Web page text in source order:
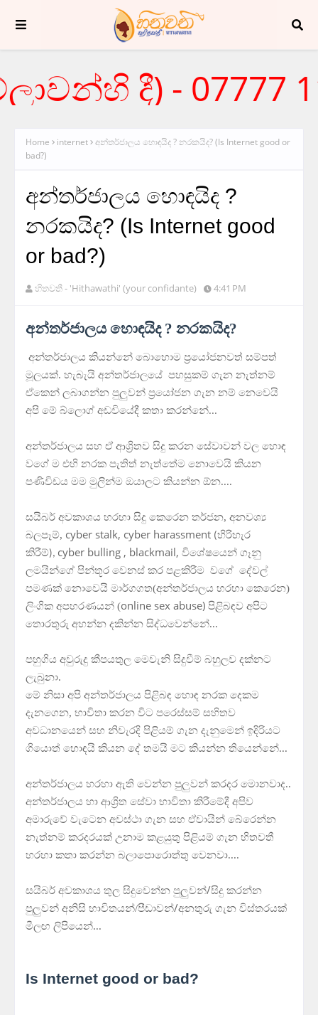
දී) - 07777
Home internet අන්තර්ජාලය හොඳයිද ? නරකයිද? (Is Internet good or
bad?)
අන්තර්ජාලය හොඳයිද ?
නරකයිද? (Is Internet good
or bad?)
හිතවතී - 'Hithawathi' (your confidante) 4:41 PM
අන්තර්ජාලය හොඳයිද ? නරකයිද?
අන්තර්ජාලය කියන්නේ බොහොම ප්‍රයෝජනවත් සම්පත්
මූලයක්. හැබැයි අන්තර්ජාලයේ පහසුකම් ගැන නැත්නම්
ඒකෙන් ලබාගන්න පුලුවන් ප්‍රයෝජන ගැන නම් නෙවෙයි
අපි මේ බ්ලොග් අඩවියේදී කතා කරන්නේ...
අන්තර්ජාලය සහ ඒ ආශ්‍රිතව සිදු කරන සේවාවන් වල හොඳ
වගේ ම එහි නරක පැතිත් නැත්තේම නොවෙයි කියන
පණිවිඩය මම මුලින්ම ඔයාලට කියන්න ඕන....
සයිබර් අවකාශය හරහා සිදු කෙරෙන තර්ජන, අනවශ්‍ය
බලපෑම්, cyber stalk, cyber harassment (හිරිහැර
කිරීම්), cyber bulling , blackmail, විශේෂයෙන් ගෑනු
ලමයින්ගේ පින්තූර වෙනස් කර පළකිරීම වගේ දේවල්
පමණක් නොවෙයි මාර්ගගත(අන්තර්ජාලය හරහා කෙරෙන)
ලිංගික අපහරණයන් (online sex abuse) පිළිබඳව අපිට
තොරතුරු අහන්න දකින්න සිද්ධවෙන්නේ...
පහුගිය අවුරුදු කීපයතුල මෙවැනි සිදුවීම් බහුලව දක්නට
ලැබුනා.
මේ නිසා අපි අන්තර්ජාලය පිළිබඳ හොඳ නරක දෙකම
දැනගෙන, භාවිතා කරන විට පරෙස්සම් සහිතව
අවධානයෙන් සහ නිවැරදි පිළියම් ගැන දැනුමෙන් ඉදිරියට
ගියොත් හොඳයි කියන දේ තමයි මට කියන්න තියෙන්නේ...
අන්තර්ජාලය හරහා ඇති වෙන්න පුලුවන් කරදර මොනවාද..
අන්තර්ජාලය හා ආශ්‍රිත සේවා භාවිතා කිරීමේදී අපිව
අමාරුවේ වැටෙන අවස්ථා ගැන සහ ඒවායින් බේරෙන්න
නැත්නම් කරදරයක් උනාම කළයුතු පිළියම් ගැන හිතවතී
හරහා කතා කරන්න බලාපොරොත්තු වෙනවා....
සයිබර් අවකාශය තුල සිදුවෙන්න පුලුවන්/සිදු කරන්න
පුලුවන් අනිසි භාවිතයන්/පීඩාවන්/අනතුරු ගැන විස්තරයක්
මීලඟ ලිපියෙන්...
Is Internet good or bad?